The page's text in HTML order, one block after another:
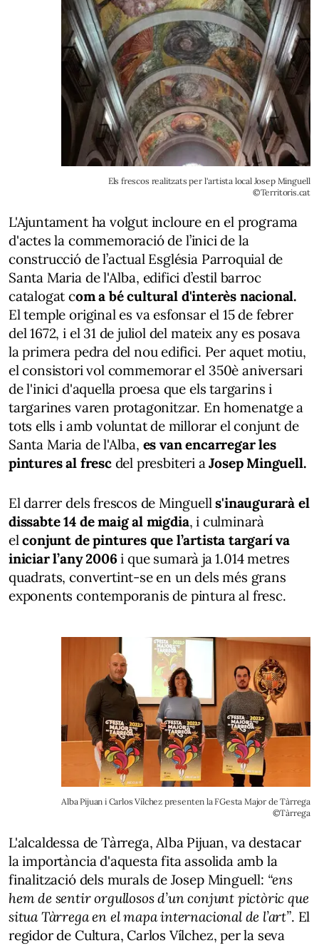
Els frescos realitzats per l'artista local Josep Minguell
©Territoris.cat
L'Ajuntament ha volgut incloure en el programa
d'actes la commemoracióde l’inici de la
construcció de l’actual Església Parroquial de
Santa Maria de l'Alba, edifici d’estil barroc
catalogat com a bé cultural d'interès nacional.
El temple original es va esfonsar el 15 de febrer
del 1672, i el 31 de juliol del mateix any es posava
la primera pedra del nou edifici. Per aquet motiu,
el consistori vol commemorar el 350è aniversari
de l'inici d'aquella proesa que els targarins i
targarines varen protagonitzar. En homenatge a
tots ells i amb voluntat de millorar el conjunt de
Santa Maria de l'Alba, es van encarregar les
pintures al frescdel presbiteri aJosep Minguell.
El darrer dels frescos de Minguells'inaugurarà el
dissabte 14 de maig al migdia, i culminarà
elconjunt de pintures que l’artista targarí va
iniciar l’any 2006 i que sumarà ja 1.014 metres
quadrats, convertint-se en un dels més grans
exponents contemporanis de pintura al fresc.
Alba Pijuan i Carlos Vílchez presenten la FGesta Major de Tàrrega
©Tàrrega
L'alcaldessa de Tàrrega,Alba Pijuan, va destacar
la importància d'aquesta fita assolida amb la
finalització dels murals de Josep Minguell: “ens
hem de sentir orgullosos d’un conjunt pictòric que
situa Tàrrega en el mapa internacional de l’art”. El
regidor de Cultura,Carlos Vílchez, per la seva